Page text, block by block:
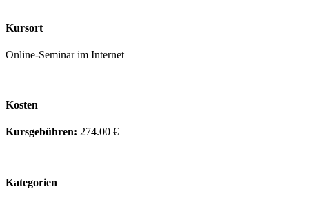
Kursort
Online-Seminar im Internet
Kosten
Kursgebühren: 274.00 €
Kategorien